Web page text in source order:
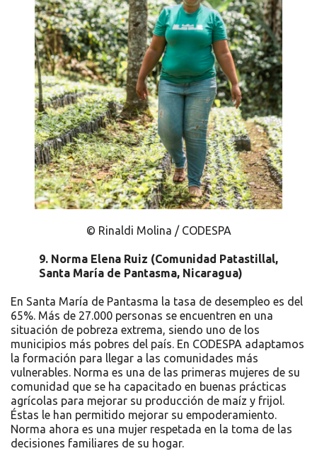
© Rinaldi Molina / CODESPA
9. Norma Elena Ruiz (Comunidad Patastillal,
Santa María de Pantasma, Nicaragua)
En Santa María de Pantasma la tasa de desempleo es del
65%. Más de 27.000 personas se encuentren en una
situación de pobreza extrema, siendo uno de los
municipios más pobres del país. En CODESPA adaptamos
la formación para llegar a las comunidades más
vulnerables. Norma es una de las primeras mujeres de su
comunidad que se ha capacitado en buenas prácticas
agrícolas para mejorar su producción de maíz y frijol.
Éstas le han permitido mejorar su empoderamiento.
Norma ahora es una mujer respetada en la toma de las
decisiones familiares de su hogar.